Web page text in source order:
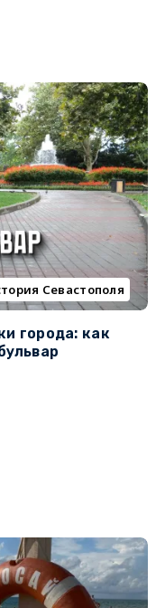
Севастополя
города: как